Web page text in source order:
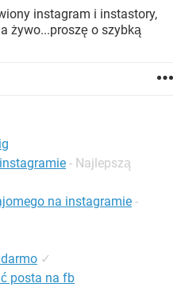
FACEBOOK
NETFLIX
TIKTOK
WHATSAPP
instagram i instastory,
żywo...proszę o szybką
- Najlepszą
na instagramie -
✓
posta na fb